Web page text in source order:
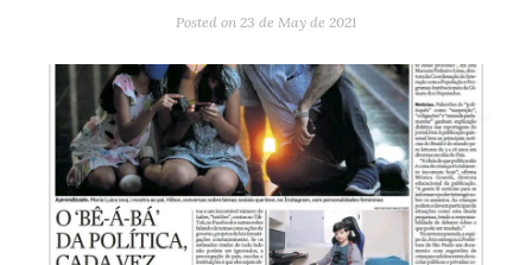
Posted on 23 de May de 2021